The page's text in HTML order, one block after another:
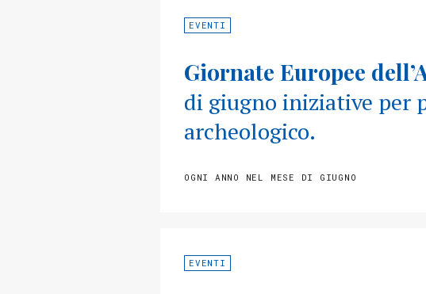
EVENTI
Giornate Europee
di giugno iniziative per
archeologico.
OGNI ANNO NEL MESE DI GIUGNO
EVENTI